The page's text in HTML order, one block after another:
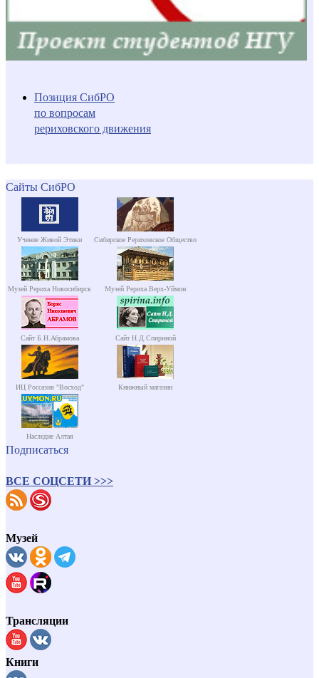
Позиция СибРО
по вопросам
рериховского движения
Сайты СибРО
Учение Живой Этики Сибирское Рериховское Общество
Музей Рериха Новосибирск Музей Рериха Верх-Уймон
Сайт Б.Н.Абрамова Сайт Н.Д.Спириной
ИЦ Россазия "Восход" Книжный магазин
Наследие Алтая
Подписаться
ВСЕ СОЦСЕТИ >>>
Музей
Трансляции
Книги